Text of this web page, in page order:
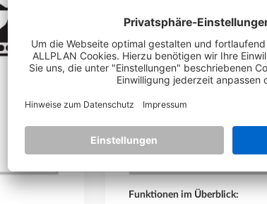
Funktionen im Überblick: